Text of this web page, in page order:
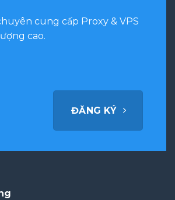
cung cấp Proxy & VPS
cao.
ĐĂNG KÝ